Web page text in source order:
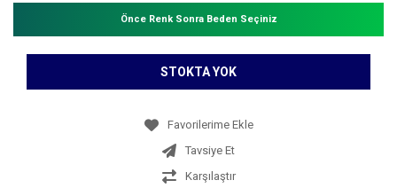
Önce Renk Sonra Beden Seçiniz
STOKTA YOK
Tavsiye Et
Karşılaştır